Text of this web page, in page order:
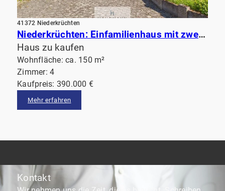
41372 Niederkrüchten
Niederkrüchten: Einfamilienhaus mit zwei Garagen und großem Grundstück am Waldrand
Haus zu kaufen
Wohnfläche: ca. 150 m²
Zimmer: 4
Kaufpreis: 390.000 €
Mehr erfahren
Kontakt